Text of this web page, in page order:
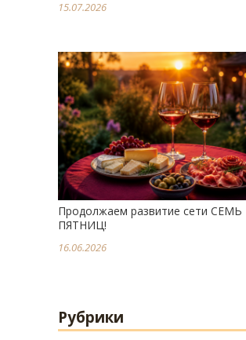
15.07.2026
Продолжаем развитие сети СЕМЬ
ПЯТНИЦ!
16.06.2026
Рубрики